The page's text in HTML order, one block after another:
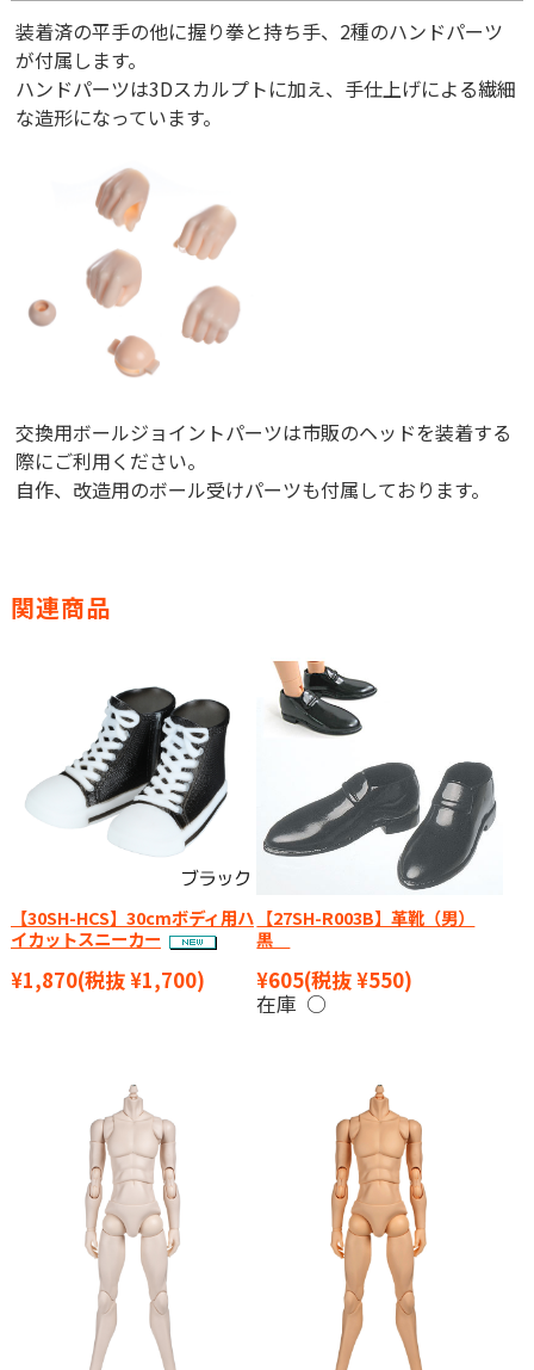
装着済の平手の他に握り拳と持ち手、2種のハンドパーツ
が付属します。
ハンドパーツは3Dスカルプトに加え、手仕上げによる繊細
な造形になっています。
交換用ボールジョイントパーツは市販のヘッドを装着する
際にご利用ください。
自作、改造用のボール受けパーツも付属しております。
関連商品
【30SH-HCS】30cmボディ用ハ
イカットスニーカー
¥1,870(税抜 ¥1,700)
【27SH-R003B】革靴（男）
黒
¥605(税抜 ¥550)
在庫 ○